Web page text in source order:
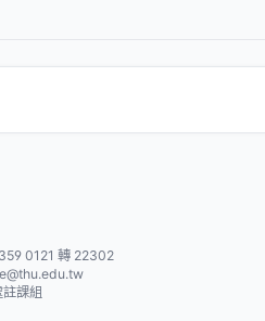
0121 轉 22302
課組